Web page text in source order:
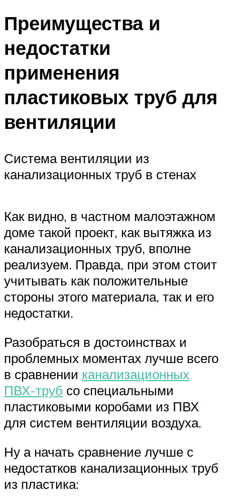
Преимущества и
недостатки
применения
пластиковых труб для
вентиляции
Система вентиляции из
канализационных труб в стенах
Как видно, в частном малоэтажном
доме такой проект, как вытяжка из
канализационных труб, вполне
реализуем. Правда, при этом стоит
учитывать как положительные
стороны этого материала, так и его
недостатки.
Разобраться в достоинствах и
проблемных моментах лучше всего
в сравнении канализационных
ПВХ-труб со специальными
пластиковыми коробами из ПВХ
для систем вентиляции воздуха.
Ну а начать сравнение лучше с
недостатков канализационных труб
из пластика: